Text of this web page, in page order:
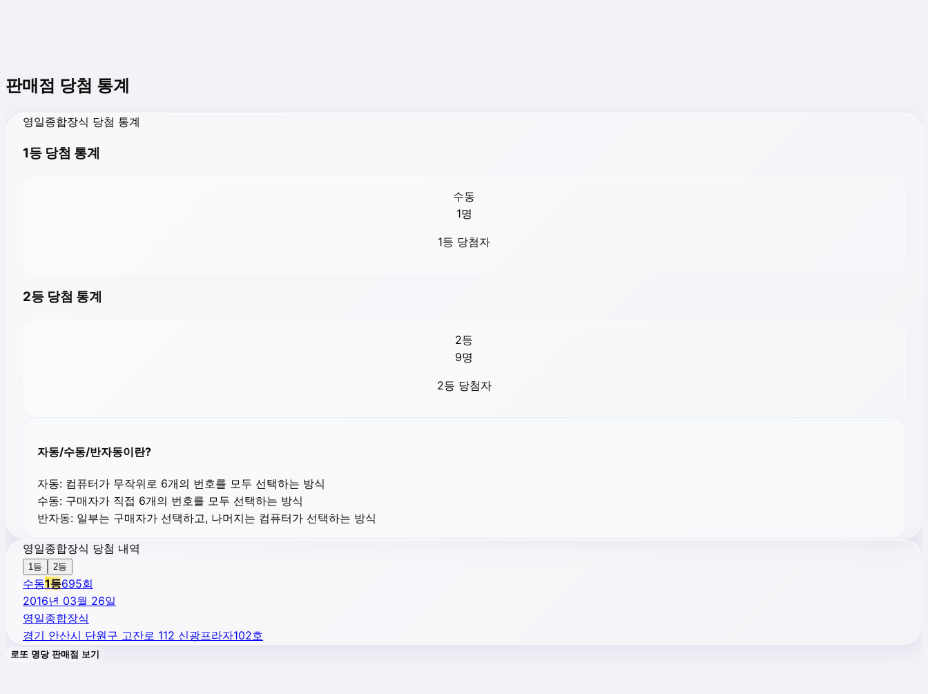
판매점 당첨 통계
영일종합장식 당첨 통계
1등 당첨 통계
수동
1명
1등 당첨자
2등 당첨 통계
2등
9명
2등 당첨자
자동/수동/반자동이란?
자동: 컴퓨터가 무작위로 6개의 번호를 모두 선택하는 방식
수동: 구매자가 직접 6개의 번호를 모두 선택하는 방식
반자동: 일부는 구매자가 선택하고, 나머지는 컴퓨터가 선택하는 방식
영일종합장식 당첨 내역
1등 2등
수동1등695회
2016년 03월 26일
영일종합장식
경기 안산시 단원구 고잔로 112 신광프라자102호
로또 명당 판매점 보기